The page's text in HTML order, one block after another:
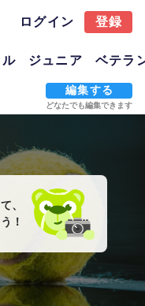
ログイン 登録
ジュニア ベテラ
編集する
どなたでも編集できます
、
！